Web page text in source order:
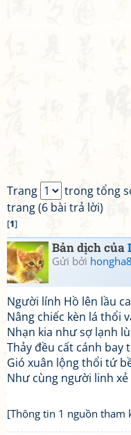
Trang
trong tổng
trang (6 bài trả lời)
[1]
Bản dịch của
Gửi bởi
Người lính Hồ lên lầu
Nâng chiếc kèn lá thổi
Nhạn kia như sợ lạnh
Thảy đều cất cánh bay
Gió xuân lộng thổi tứ
Như cùng người linh xẻ
[Thông tin 1 nguồn tham